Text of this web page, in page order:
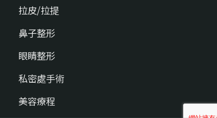
拉皮/拉提
鼻子整形
眼睛整形
私密處手術
美容療程